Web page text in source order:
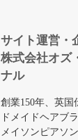
サイト運営・
株式会社オズ
ナル
創業150年、英国
ドメイドヘアブ
メイソンピアソン